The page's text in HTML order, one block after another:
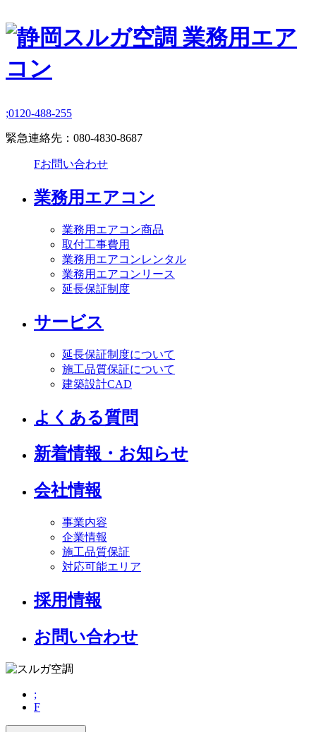
;0120-488-255
緊急連絡先： 080-4830-8687
Fお問い合わせ
業務用エアコン
業務用エアコン商品
取付工事費用
業務用エアコンレンタル
業務用エアコンリース
延長保証制度
サービス
延長保証制度について
施工品質保証について
建築設計CAD
よくある質問
新着情報・お知らせ
会社情報
事業内容
企業情報
施工品質保証
対応可能エリア
採用情報
お問い合わせ
;
F